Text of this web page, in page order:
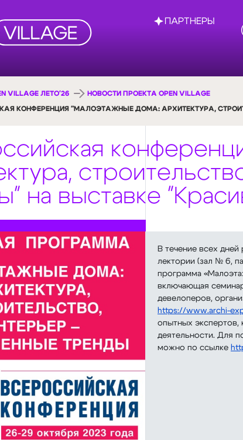
ПАРТНЕРЫ
VILLAGE ЛЕТО'26 НОВОСТИ ПРОЕКТА OPEN VILLAGE
КОНФЕРЕНЦИЯ "МАЛОЭТАЖНЫЕ ДОМА: АРХИТЕКТУРА,
на выставке
В течение всех
лектории (зал № 6,
программа
включающая
девелоперов,
https://www.archi-
опытных экспертов,
деятельности. Для
можно по ссылке